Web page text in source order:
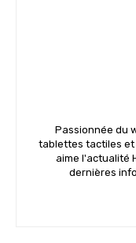
Passionnée du
tablettes tactiles et
aime l'actualité
dernières